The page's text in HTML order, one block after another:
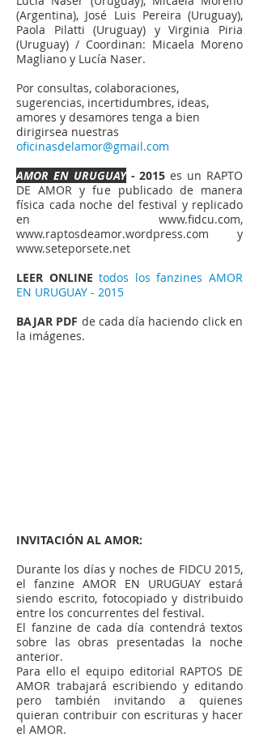
(Argentina), José Luis Pereira (Uruguay),
Paola Pilatti (Uruguay) y Virginia Piria
(Uruguay) / Coordinan: Micaela Moreno
Magliano y Lucía Naser.
Por consultas, colaboraciones,
sugerencias, incertidumbres, ideas,
amores y desamores tenga a bien
dirigirsea nuestras
oficinasdelamor@gmail.com
AMOR EN URUGUAY- 2015 es un RAPTO
DE AMOR y fue publicado de manera
física cada noche del festival y replicado
en www.fidcu.com,
www.raptosdeamor.wordpress.com y
www.seteporsete.net
LEER ONLINE todos los fanzines AMOR
EN URUGUAY - 2015
BAJAR PDF de cada día haciendo click en
la imágenes.
INVITACIÓN AL AMOR:
Durante los días y noches de FIDCU 2015,
el fanzine AMOR EN URUGUAY estará
siendo escrito, fotocopiado y distribuido
entre los concurrentes del festival.
El fanzine de cada día contendrá textos
sobre las obras presentadas la noche
anterior.
Para ello el equipo editorial RAPTOS DE
AMOR trabajará escribiendo y editando
pero también invitando a quienes
quieran contribuir con escrituras y hacer
el AMOR.